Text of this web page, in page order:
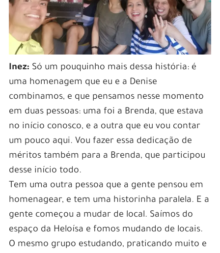
Inez: Só um pouquinho mais dessa história: é
uma homenagem que eu e a Denise
combinamos, e que pensamos nesse momento
em duas pessoas: uma foi a Brenda, que estava
no início conosco, e a outra que eu vou contar
um pouco aqui. Vou fazer essa dedicação de
méritos também para a Brenda, que participou
desse início todo.
Tem uma outra pessoa que a gente pensou em
homenagear, e tem uma historinha paralela. E a
gente começou a mudar de local. Saímos do
espaço da Heloísa e fomos mudando de locais.
O mesmo grupo estudando, praticando muito e